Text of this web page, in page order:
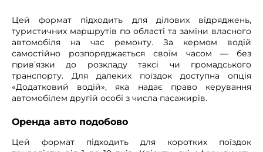
Цей формат підходить для ділових відряджень,
туристичних маршрутів по області та заміни власного
автомобіля на час ремонту. За кермом водій
самостійно розпоряджається своїм часом — без
прив’язки до розкладу таксі чи громадського
транспорту. Для далеких поїздок доступна опція
«Додатковий водій», яка надає право керування
автомобілем другій особі з числа пасажирів.
Оренда авто подобово
Цей формат підходить для коротких поїздок